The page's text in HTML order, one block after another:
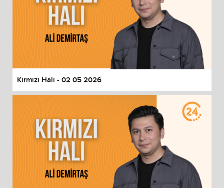
Kırmızı Halı - 02 05 2026